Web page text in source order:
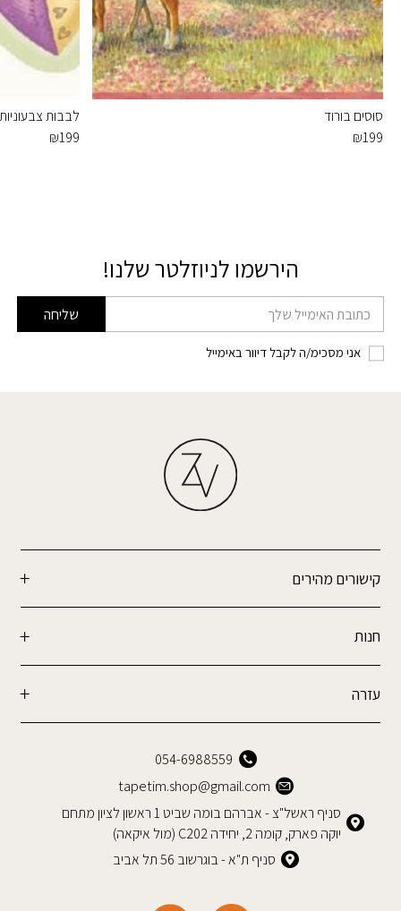
סוסים בורוד
₪199
לבבות צבעוניות
₪199
הירשמו לניוזלטר שלנו!
דוא׳׳ל שליחה
אני מסכימ/ה לקבל דיוור באימייל
קישורים מהירים
חנות
עזרה
054-6988559
tapetim.shop@gmail.com
סניף ראשל"צ - אברהם בומה שביט 1 ראשון לציון מתחם
יוקה פארק, קומה 2, יחידה C202 (מול איקאה)
סניף ת"א - בוגרשוב 56 תל אביב